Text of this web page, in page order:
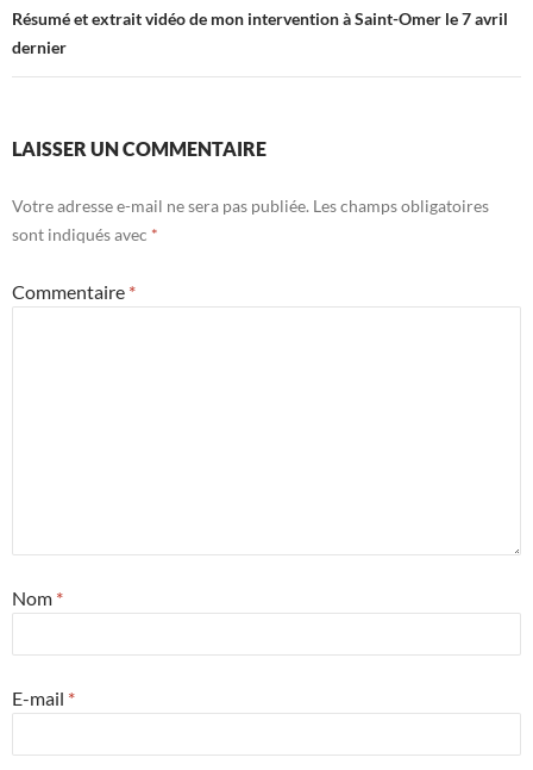
Résumé et extrait vidéo de mon intervention à Saint-Omer le 7 avril
dernier
LAISSER UN COMMENTAIRE
Votre adresse e-mail ne sera pas publiée. Les champs obligatoires
sont indiqués avec *
Commentaire *
Nom *
E-mail *